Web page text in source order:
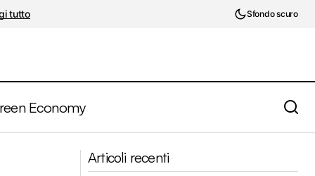
tutto Sfondo scuro
Economy
trimestrali
Articoli recenti